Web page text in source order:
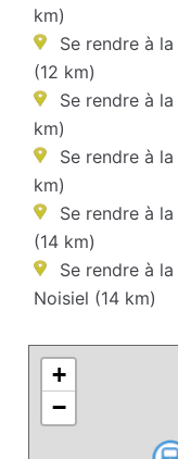
km)
Se rendre à la
(12 km)
Se rendre à la
km)
Se rendre à la
km)
Se rendre à la
(14 km)
Se rendre à la
Noisiel (14 km)
+
−